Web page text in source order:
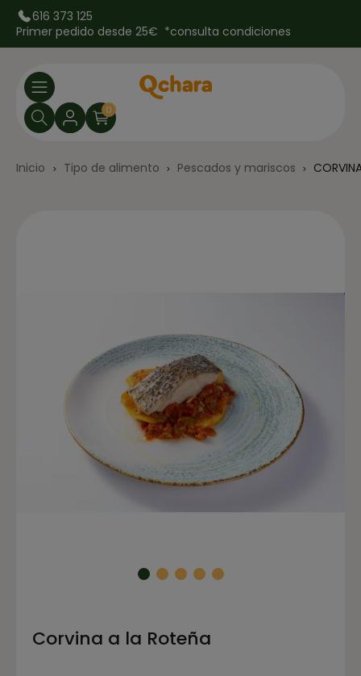
616 373 125
Primer pedido desde 25€ *consulta condiciones
0
Inicio Tipo de alimento Pescados y mariscos
Corvina a la Roteña